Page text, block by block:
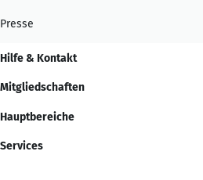
Presse
Hilfe & Kontakt
Mitgliedschaften
Hauptbereiche
Services